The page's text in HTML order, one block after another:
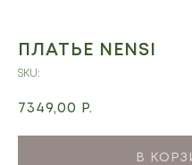
ПЛАТЬЕ NENSI
SKU:
7349,00 Р.
В